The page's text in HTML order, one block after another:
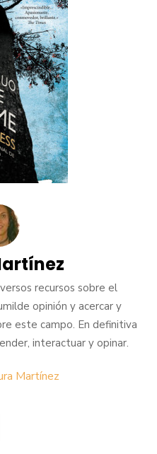
recursos sobre el
opinión y acercar y
este campo. En definitiva
interactuar y opinar.
Martínez